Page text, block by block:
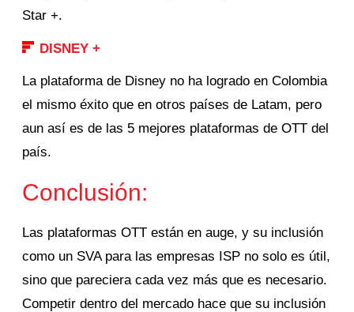
Star +.
DISNEY +
La plataforma de Disney no ha logrado en Colombia
el mismo éxito que en otros países de Latam, pero
aun así es de las 5 mejores plataformas de OTT del
país.
Conclusión:
Las plataformas OTT están en auge, y su inclusión
como un SVA para las empresas ISP no solo es útil,
sino que pareciera cada vez más que es necesario.
Competir dentro del mercado hace que su inclusión